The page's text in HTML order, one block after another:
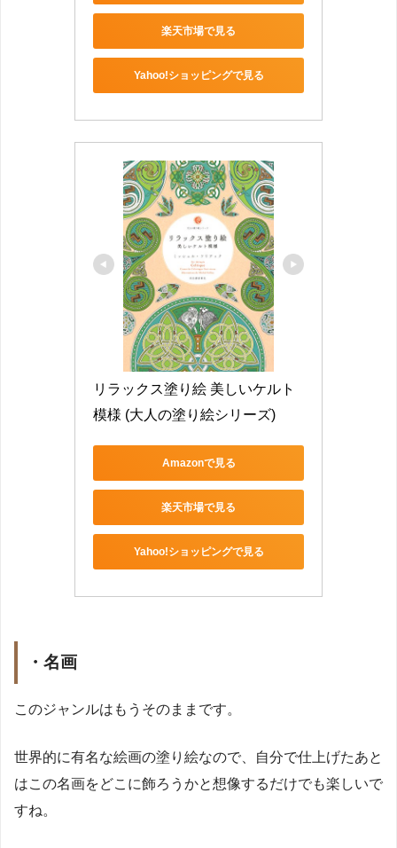
楽天市場で見る
Yahoo!ショッピングで見る
リラックス塗り絵 美しいケルト
模様 (大人の塗り絵シリーズ)
Amazonで見る
楽天市場で見る
Yahoo!ショッピングで見る
・名画
このジャンルはもうそのままです。
世界的に有名な絵画の塗り絵なので、自分で仕上げたあと
はこの名画をどこに飾ろうかと想像するだけでも楽しいで
すね。